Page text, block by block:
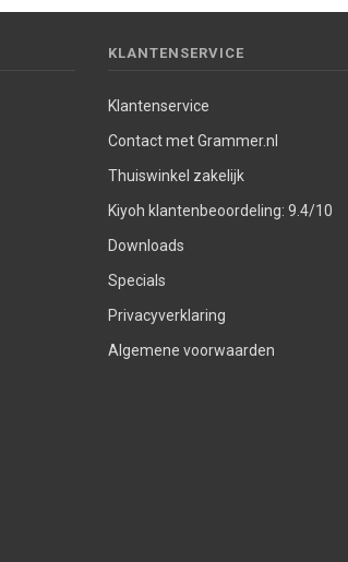
KLANTENSERVICE
Klantenservice
Contact met Grammer.nl
Thuiswinkel zakelijk
Kiyoh klantenbeoordeling: 9.4/10
Downloads
Specials
Privacyverklaring
Algemene voorwaarden